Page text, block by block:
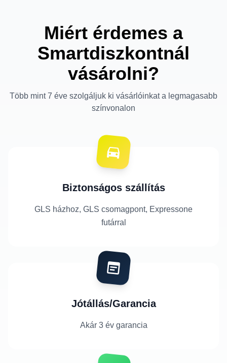
Miért érdemes a
Smartdiszkontnál
vásárolni?
Több mint 7 éve szolgáljuk ki vásárlóinkat a legmagasabb
színvonalon
Biztonságos szállítás
GLS házhoz, GLS csomagpont, Expressone
futárral
Jótállás/Garancia
Akár 3 év garancia